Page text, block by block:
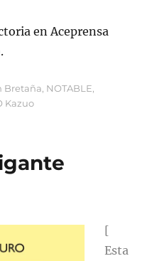
en Aceprensa
Bretaña, NOTABLE,
Kazuo
[
Esta